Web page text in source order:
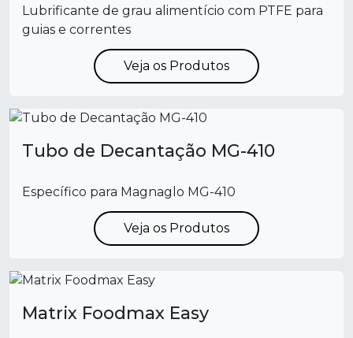
Lubrificante de grau alimentício com PTFE para
guias e correntes
Veja os Produtos
Tubo de Decantação MG-410
Específico para Magnaglo MG-410
Veja os Produtos
Matrix Foodmax Easy